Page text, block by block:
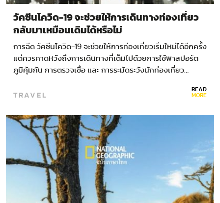
วัคซีนโควิด-19 จะช่วยให้การเดินทางท่องเที่ยว
กลับมาเหมือนเดิมได้หรือไม่
การฉีด วัคซีนโควิด-19 จะช่วยให้การท่องเที่ยวเริ่มใหม่ได้อีกครั้ง
แต่ควรคาดหวังถึงการเดินทางที่เต็มไปด้วยการใช้พาสปอร์ต
ภูมิคุ้มกัน การตรวจเชื้อ และ การระมัดระวังนักท่องเที่ยว…
TRAVEL READ
MORE